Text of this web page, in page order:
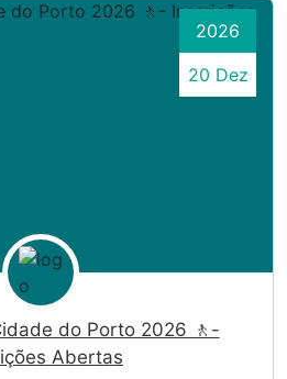
do Porto 2026 🚶-
Abertas
2026
20 Dez